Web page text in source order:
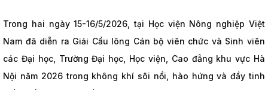
Trong hai ngày 15-16/5/2026, tại Học viện Nông nghiệp Việt
Nam đã diễn ra Giải Cầu lông Cán bộ viên chức và Sinh viên
các Đại học, Trường Đại học, Học viện, Cao đẳng khu vực Hà
Nội năm 2026 trong không khí sôi nổi, hào hứng và đầy tinh